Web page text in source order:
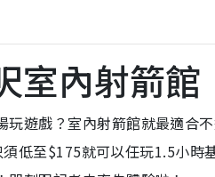
室內射箭館
玩遊戲？室內射箭館就最適合
低至$175就可以任玩1.5小時